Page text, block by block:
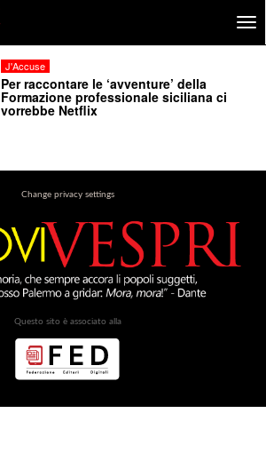
J'Accuse
Per raccontare le ‘avventure’ della
Formazione professionale siciliana ci
vorrebbe Netflix
Change privacy settings
Questo sito è associato alla